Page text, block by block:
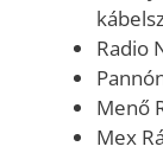
Radio
Menő
Mex